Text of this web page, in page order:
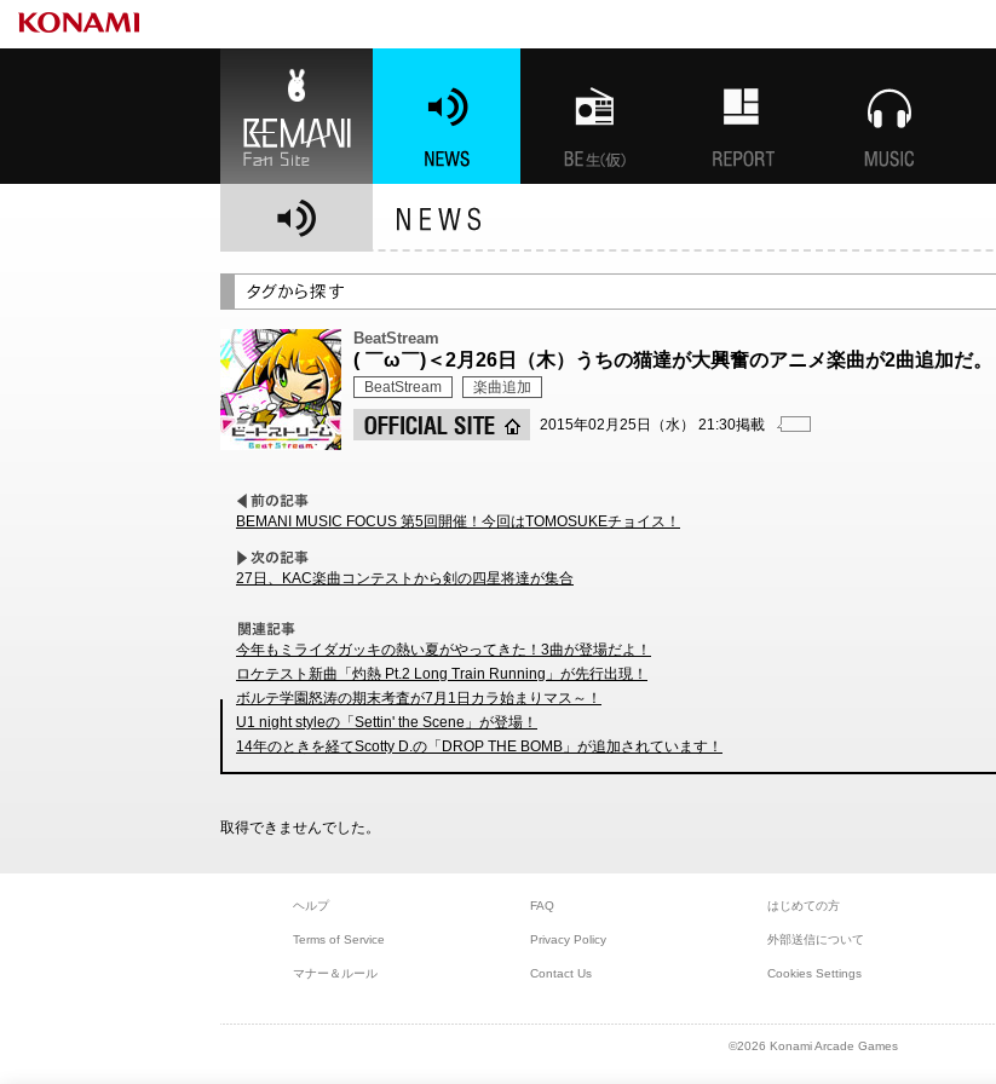
BeatStream
( ￣ω￣)＜2月26日（木）うちの猫達が大興奮のアニメ楽曲が2曲追加だ。
BeatStream 楽曲追加
2015年02月25日（水） 21:30掲載
BEMANI MUSIC FOCUS 第5回開催！今回はTOMOSUKEチョイス！
27日、KAC楽曲コンテストから剣の四星将達が集合
今年もミライダガッキの熱い夏がやってきた！3曲が登場だよ！
ロケテスト新曲「灼熱 Pt.2 Long Train Running」が先行出現！
ボルテ学園怒涛の期末考査が7月1日カラ始まりマス～！
U1 night styleの「Settin' the Scene」が登場！
14年のときを経てScotty D.の「DROP THE BOMB」が追加されています！
取得できませんでした。
ヘルプ FAQ はじめての方
Terms of Service Privacy Policy 外部送信について
マナー＆ルール Contact Us Cookies Settings
©2026 Konami Arcade Games